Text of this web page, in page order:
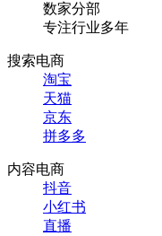
数家分部
专注行业多年
搜索电商
淘宝
天猫
京东
拼多多
内容电商
抖音
小红书
直播